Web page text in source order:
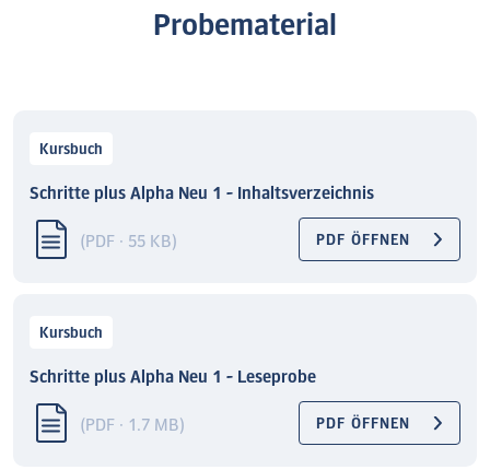
Probematerial
Kursbuch
Schritte plus Alpha Neu 1 - Inhaltsverzeichnis
(PDF · 55 KB) PDF ÖFFNEN
Kursbuch
Schritte plus Alpha Neu 1 - Leseprobe
(PDF · 1.7 MB) PDF ÖFFNEN